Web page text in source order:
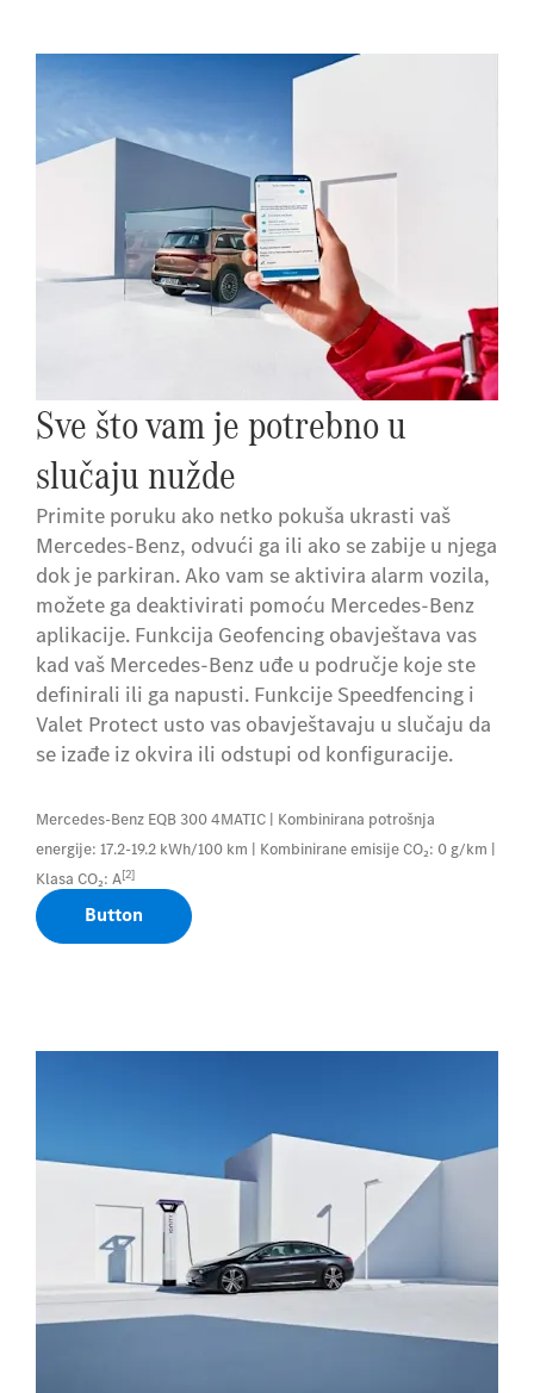
Sve što vam je potrebno u
slučaju nužde
Primite poruku ako netko pokuša ukrasti vaš
Mercedes-Benz, odvući ga ili ako se zabije u njega
dok je parkiran. Ako vam se aktivira alarm vozila,
možete ga deaktivirati pomoću Mercedes-Benz
aplikacije. Funkcija Geofencing obavještava vas
kad vaš Mercedes-Benz uđe u područje koje ste
definirali ili ga napusti. Funkcije Speedfencing i
Valet Protect usto vas obavještavaju u slučaju da
se izađe iz okvira ili odstupi od konfiguracije.
Mercedes-Benz EQB 300 4MATIC | Kombinirana potrošnja
energije: 17.2-19.2 kWh/100 km | Kombinirane emisije CO₂: 0 g/km |
Klasa CO₂: A[2]
Button